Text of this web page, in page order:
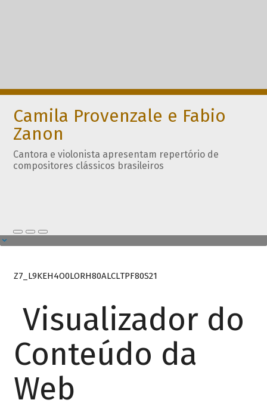
Camila Provenzale e Fabio
Zanon
Cantora e violonista apresentam repertório de
compositores clássicos brasileiros
Z7_L9KEH4O0LORH80ALCLTPF80S21
Visualizador do
Conteúdo da
Web